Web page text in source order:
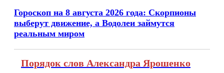
Гороскоп на 8 августа 2026 года: Скорпионы
выберут движение, а Водолеи займутся
реальным миром
Порядок слов Александра Ярошенко